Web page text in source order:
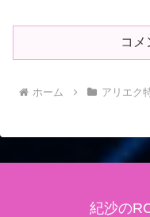
コメ
ホーム アリエク
紀沙の